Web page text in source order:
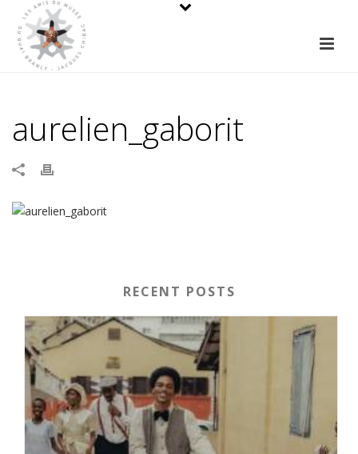
aurelien_gaborit
RECENT POSTS